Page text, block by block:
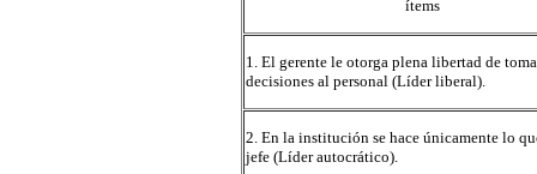
ítems
1. El gerente le otorga plena libertad de
decisiones al personal (Líder liberal).
2. En la institución se hace únicamente lo
jefe (Líder autocrático).